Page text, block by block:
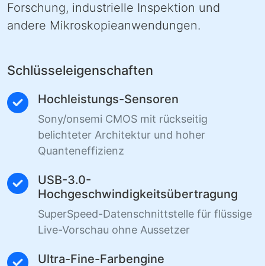
Forschung, industrielle Inspektion und
andere Mikroskopieanwendungen.
Schlüsseleigenschaften
Hochleistungs-Sensoren
Sony/onsemi CMOS mit rückseitig
belichteter Architektur und hoher
Quanteneffizienz
USB-3.0-
Hochgeschwindigkeitsübertragung
SuperSpeed-Datenschnittstelle für flüssige
Live-Vorschau ohne Aussetzer
Ultra-Fine-Farbengine